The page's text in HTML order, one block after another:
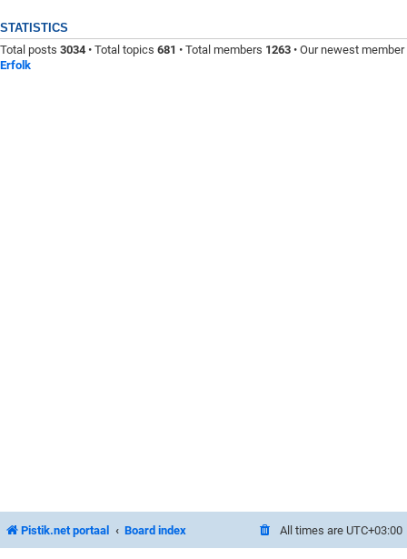
STATISTICS
Total posts 3034 • Total topics 681 • Total members 1263 • Our newest member
Erfolk
Pistik.net portaal Board index All times are UTC+03:00